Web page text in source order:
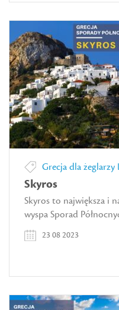
Grecja dla żeglarzy
Skyros
Skyros to największa i
wyspa Sporad
23 08 2023